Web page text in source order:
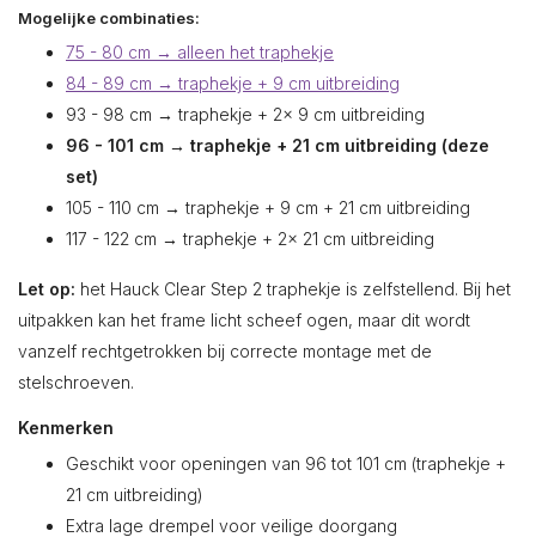
Mogelijke combinaties:
75 - 80 cm → alleen het traphekje
84 - 89 cm → traphekje + 9 cm uitbreiding
93 - 98 cm → traphekje + 2x 9 cm uitbreiding
96 - 101 cm → traphekje + 21 cm uitbreiding (deze
set)
105 - 110 cm → traphekje + 9 cm + 21 cm uitbreiding
117 - 122 cm → traphekje + 2x 21 cm uitbreiding
Let op: het Hauck Clear Step 2 traphekje is zelfstellend. Bij het
uitpakken kan het frame licht scheef ogen, maar dit wordt
vanzelf rechtgetrokken bij correcte montage met de
stelschroeven.
Kenmerken
Geschikt voor openingen van 96 tot 101 cm (traphekje +
21 cm uitbreiding)
Extra lage drempel voor veilige doorgang